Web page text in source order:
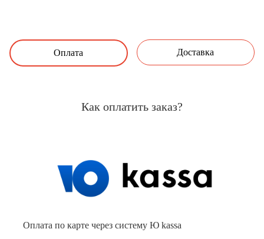
Оплата Доставка
Как оплатить заказ?
Оплата по карте через систему Ю kassa